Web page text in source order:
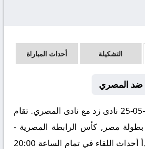
التشكيلة أحداث المباراة
ضد المصري
يلتقى اليوم 2026-05-25 نادى زد مع نادى المصري. تقام
بطولة مصر, كأس الرابطة المصرية -
نصف النهائي. وتبدأ أحداث اللقاء في تمام الساعة 20:00